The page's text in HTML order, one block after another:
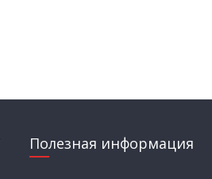
Полезная информация